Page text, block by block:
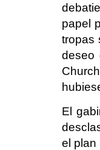
papel
tropas
deseo
El
el plan